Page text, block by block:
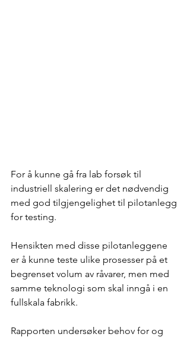
For å kunne gå fra lab forsøk til
industriell skalering er det nødvendig
med god tilgjengelighet til pilotanlegg
for testing.
Hensikten med disse pilotanleggene
er å kunne teste ulike prosesser på et
begrenset volum av råvarer, men med
samme teknologi som skal inngå i en
fullskala fabrikk.
Rapporten undersøker behov for og